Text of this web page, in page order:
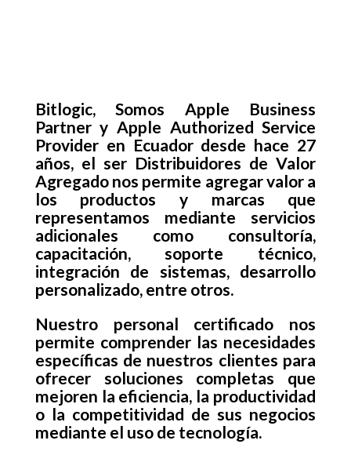
Bitlogic, Somos Apple Business
Partner y Apple Authorized Service
Provider en Ecuador desde hace 27
años, el ser Distribuidores de Valor
Agregado nos permite agregar valor a
los productos y marcas que
representamos mediante servicios
adicionales como consultoría,
capacitación, soporte técnico,
integración de sistemas, desarrollo
personalizado, entre otros.
Nuestro personal certificado nos
permite comprender las necesidades
específicas de nuestros clientes para
ofrecer soluciones completas que
mejoren la eficiencia, la productividad
o la competitividad de sus negocios
mediante el uso de tecnología.